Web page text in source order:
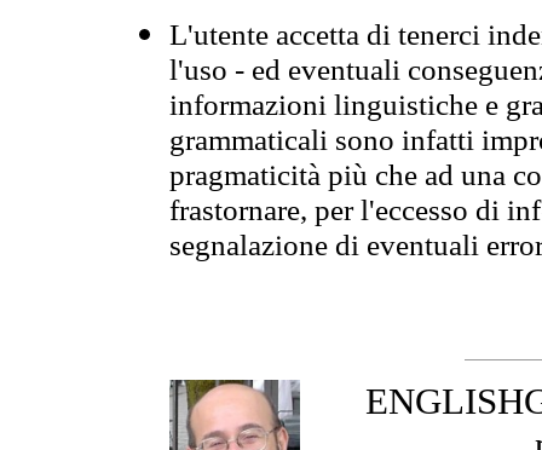
L'utente accetta di tenerci
l'uso - ed eventuali
informazioni linguistiche e
grammaticali sono infatti
pragmaticità più che ad una
frastornare, per l'eccesso di
segnalazione di eventuali